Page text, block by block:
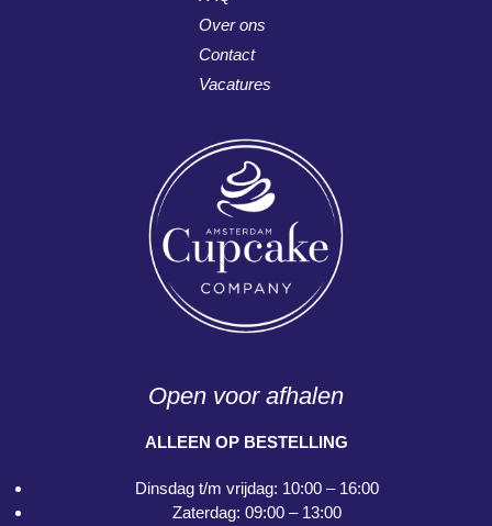
Over ons
Contact
Vacatures
Open voor afhalen
ALLEEN OP BESTELLING
Dinsdag t/m vrijdag: 10:00 – 16:00
Zaterdag: 09:00 – 13:00